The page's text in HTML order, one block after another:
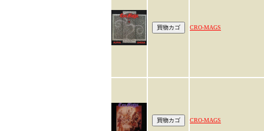
CRO-MAGS
CRO-MAGS